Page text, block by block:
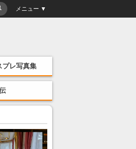
メニュー ▼
プレ写真集